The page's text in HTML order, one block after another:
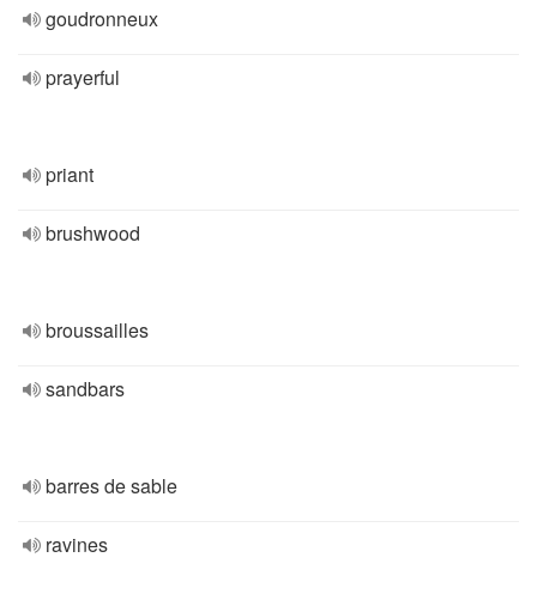
goudronneux
prayerful
priant
brushwood
broussailles
sandbars
barres de sable
ravines